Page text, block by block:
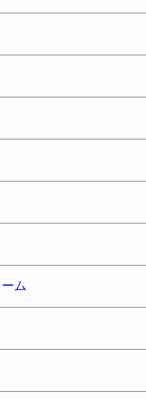
ム